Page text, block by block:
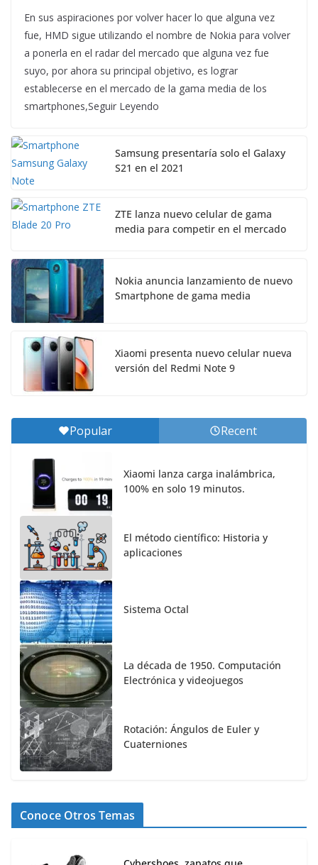
En sus aspiraciones por volver hacer lo que alguna vez
fue, HMD sigue utilizando el nombre de Nokia para volver
a ponerla en el radar del mercado que alguna vez fue
suyo, por ahora su principal objetivo, es lograr
establecerse en el mercado de la gama media de los
smartphones,Seguir Leyendo
Samsung presentaría solo el Galaxy
S21 en el 2021
ZTE lanza nuevo celular de gama
media para competir en el mercado
Nokia anuncia lanzamiento de nuevo
Smartphone de gama media
Xiaomi presenta nuevo celular nueva
versión del Redmi Note 9
Popular Recent
Xiaomi lanza carga inalámbrica,
100% en solo 19 minutos.
El método científico: Historia y
aplicaciones
Sistema Octal
La década de 1950. Computación
Electrónica y videojuegos
Rotación: Ángulos de Euler y
Cuaterniones
Conoce Otros Temas